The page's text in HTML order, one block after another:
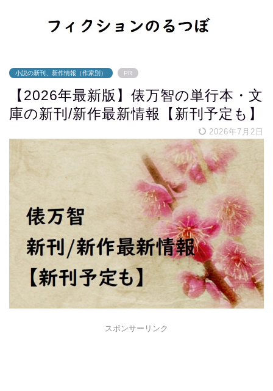
小説の新刊、新作情報（作家別） PR
【2026年最新版】俵万智の単行本・文
庫の新刊/新作最新情報【新刊予定も】
2026年7月2日
スポンサーリンク